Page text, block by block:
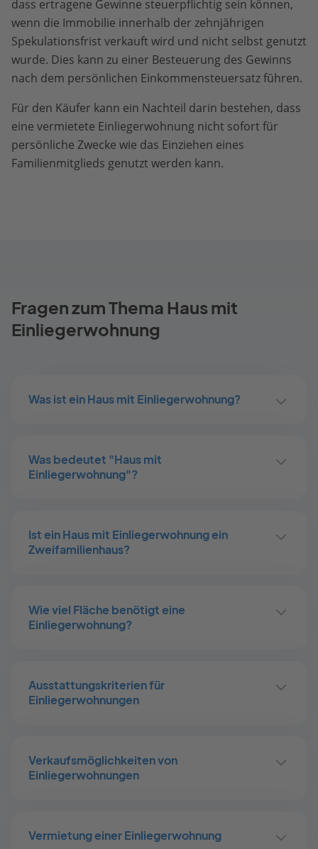
dass ertragene Gewinne steuerpflichtig sein können,
wenn die Immobilie innerhalb der zehnjährigen
Spekulationsfrist verkauft wird und nicht selbst genutzt
wurde. Dies kann zu einer Besteuerung des Gewinns
nach dem persönlichen Einkommensteuersatz führen.
Für den Käufer kann ein Nachteil darin bestehen, dass
eine vermietete Einliegerwohnung nicht sofort für
persönliche Zwecke wie das Einziehen eines
Familienmitglieds genutzt werden kann.
Fragen zum Thema Haus mit
Einliegerwohnung
Was ist ein Haus mit Einliegerwohnung?
Was bedeutet "Haus mit
Einliegerwohnung"?
Ist ein Haus mit Einliegerwohnung ein
Zweifamilienhaus?
Wie viel Fläche benötigt eine
Einliegerwohnung?
Ausstattungskriterien für
Einliegerwohnungen
Verkaufsmöglichkeiten von
Einliegerwohnungen
Vermietung einer Einliegerwohnung